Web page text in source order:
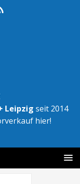
Leipzig seit 2014
hier!